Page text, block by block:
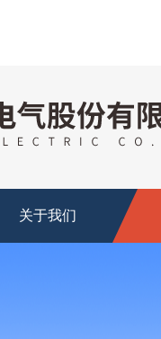
关于我们